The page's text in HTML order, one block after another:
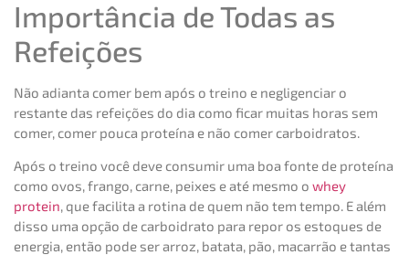
Importância de Todas as
Refeições
Não adianta comer bem após o treino e negligenciar o
restante das refeições do dia como ficar muitas horas sem
comer, comer pouca proteína e não comer carboidratos.
Após o treino você deve consumir uma boa fonte de proteína
como ovos, frango, carne, peixes e até mesmo o whey
protein, que facilita a rotina de quem não tem tempo. E além
disso uma opção de carboidrato para repor os estoques de
energia, então pode ser arroz, batata, pão, macarrão e tantas